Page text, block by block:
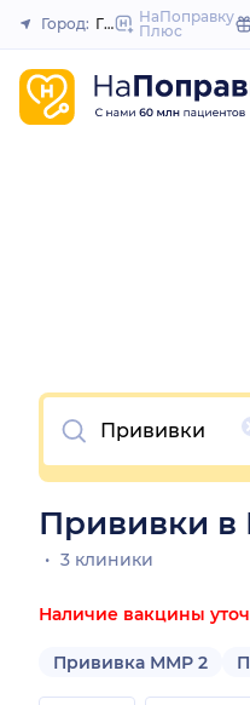
Город: ГеленджикНаПоправку
Плюс
Очистить
Прививки в
3 клиники
Наличие вакцины
Прививка ММР 2